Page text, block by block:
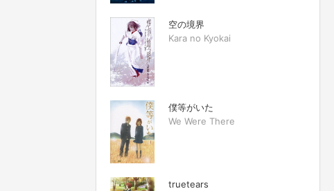
空の境界
Kara no Kyokai
僕等がいた
We Were There
truetears